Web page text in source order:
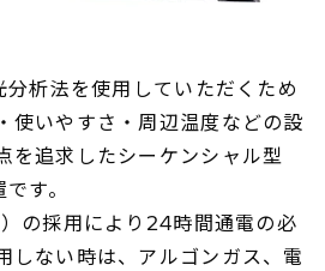
析法を使用していただくため
使いやすさ・周辺温度などの設
を追求したシーケンシャル型
す。
の採用により24時間通電の必
しない時は、アルゴンガス、電